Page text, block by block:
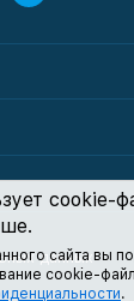
cookie-
сайта вы
cookie-
.
данных